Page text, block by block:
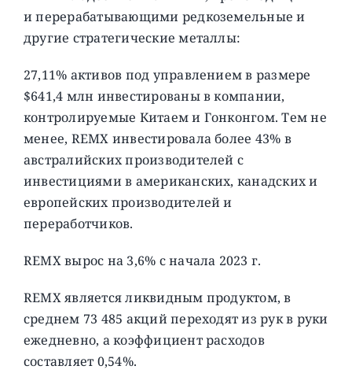
и перерабатывающими редкоземельные и
другие стратегические металлы:
27,11% активов под управлением в размере
$641,4 млн инвестированы в компании,
контролируемые Китаем и Гонконгом. Тем не
менее, REMX инвестировала более 43% в
австралийских производителей с
инвестициями в американских, канадских и
европейских производителей и
переработчиков.
REMX вырос на 3,6% с начала 2023 г.
REMX является ликвидным продуктом, в
среднем 73 485 акций переходят из рук в руки
ежедневно, а коэффициент расходов
составляет 0,54%.